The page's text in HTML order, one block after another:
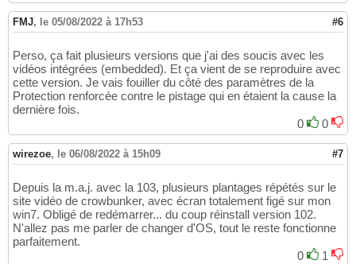
FMJ, le 05/08/2022 à 17h53 #6
Perso, ça fait plusieurs versions que j'ai des soucis avec les
vidéos intégrées (embedded). Et ça vient de se reproduire avec
cette version. Je vais fouiller du côté des paramètres de la
Protection renforcée contre le pistage qui en étaient la cause la
dernière fois.
0
0
wirezoe, le 06/08/2022 à 15h09 #7
Depuis la m.a.j. avec la 103, plusieurs plantages répétés sur le
site vidéo de crowbunker, avec écran totalement figé sur mon
win7. Obligé de redémarrer... du coup réinstall version 102.
N'allez pas me parler de changer d'OS, tout le reste fonctionne
parfaitement.
0
1